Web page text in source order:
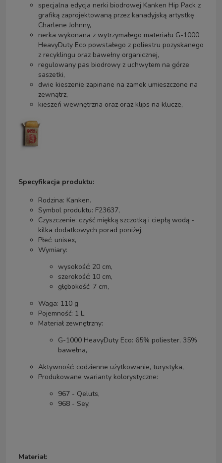
specjalna edycja nerki biodrowej Kanken Hip Pack z
grafiką zaprojektowaną przez kanadyjską artystkę
Charlene Johnny,
nerka wykonana z wytrzymałego materiału G-1000
HeavyDuty Eco powstałego z poliestru pozyskanego
z recyklingu oraz bawełny organicznej,
regulowany pas biodrowy z uchwytem na górze
saszetki,
dwie kieszenie zapinane na zamek umieszczone na
zewnątrz,
kieszeń wewnętrzna oraz oraz klips na klucze,
Specyfikacja produktu:
Rodzina: Kanken.
Symbol produktu: F23637,
Czyszczenie: czyść miękką szczotką i ciepłą wodą -
kilka dodatkowych porad poniżej.
Płeć: unisex,
Wymiary:
wysokość: 20 cm,
szerokość: 10 cm,
głębokość: 7 cm,
Waga: 110 g
Pojemność: 1 L,
Materiał zewnętrzny:
G-1000 HeavyDuty Eco: 65% poliester, 35%
bawełna,
Aktywność: codzienne użytkowanie, turystyka,
Produkowane warianty kolorystyczne:
967 - Qeluts,
968 - Sey,
Materiał: